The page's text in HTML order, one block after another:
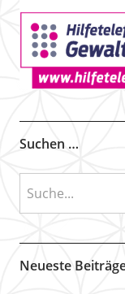
Suchen …
Neueste